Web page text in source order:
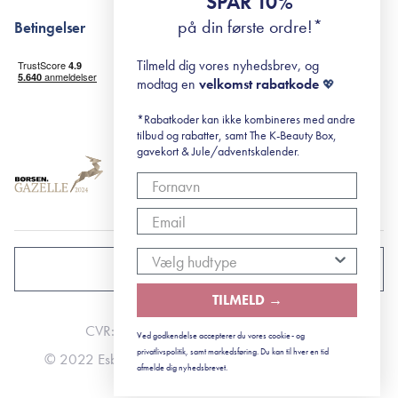
surisuri's mini guide til rosacea
Black Friday
Betingelser
Levering og returnering
Handelsbetingelser
Abonnementsbetingelser
DANMARK
© 2022 Esbjerg - Storstrømsvej 42, 6715 Esbjerg N
CVR: 41492252
på din første ordre!*
Tilmeld dig vores nyhedsbrev, og
modtag en velkomst rabatkode 💖
*Rabatkoder kan ikke kombineres med andre
tilbud og rabatter, samt The K-Beauty Box,
gavekort & Jule/adventskalender.
TILMELD →
Ved godkendelse accepterer du vores cookie- og
privatlivspolitik, samt markedsføring. Du kan til hver en tid
afmelde dig nyhedsbrevet.